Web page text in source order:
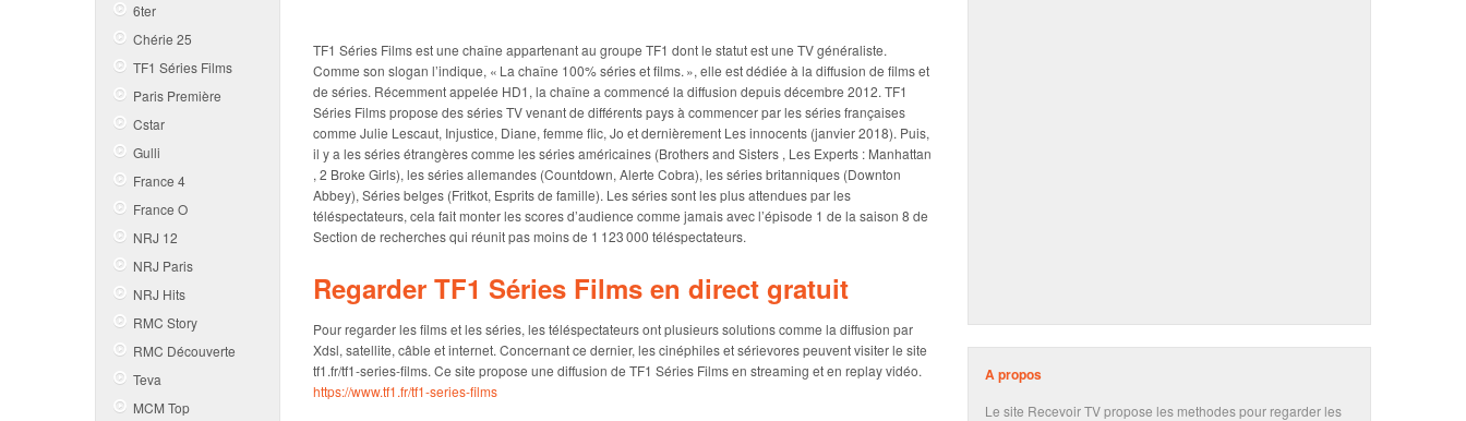
6ter
Chérie 25
TF1 Séries Films
Paris Première
Cstar
Gulli
France 4
France O
NRJ 12
NRJ Paris
NRJ Hits
RMC Story
RMC Découverte
Teva
MCM Top
TF1 Séries Films est une chaîne appartenant au groupe TF1 dont le statut est une TV généraliste.
Comme son slogan l’indique, « La chaîne 100% séries et films. », elle est dédiée à la diffusion de films et
de séries. Récemment appelée HD1, la chaîne a commencé la diffusion depuis décembre 2012. TF1
Séries Films propose des séries TV venant de différents pays à commencer par les séries françaises
comme Julie Lescaut, Injustice, Diane, femme flic, Jo et dernièrement Les innocents (janvier 2018). Puis,
il y a les séries étrangères comme les séries américaines (Brothers and Sisters , Les Experts : Manhattan
, 2 Broke Girls), les séries allemandes (Countdown, Alerte Cobra), les séries britanniques (Downton
Abbey), Séries belges (Fritkot, Esprits de famille). Les séries sont les plus attendues par les
téléspectateurs, cela fait monter les scores d’audience comme jamais avec l’épisode 1 de la saison 8 de
Section de recherches qui réunit pas moins de 1 123 000 téléspectateurs.
Regarder TF1 Séries Films en direct gratuit
Pour regarder les films et les séries, les téléspectateurs ont plusieurs solutions comme la diffusion par
Xdsl, satellite, câble et internet. Concernant ce dernier, les cinéphiles et sérievores peuvent visiter le site
tf1.fr/tf1-series-films. Ce site propose une diffusion de TF1 Séries Films en streaming et en replay vidéo.
https://www.tf1.fr/tf1-series-films
A propos
Le site Recevoir TV propose les methodes pour regarder les